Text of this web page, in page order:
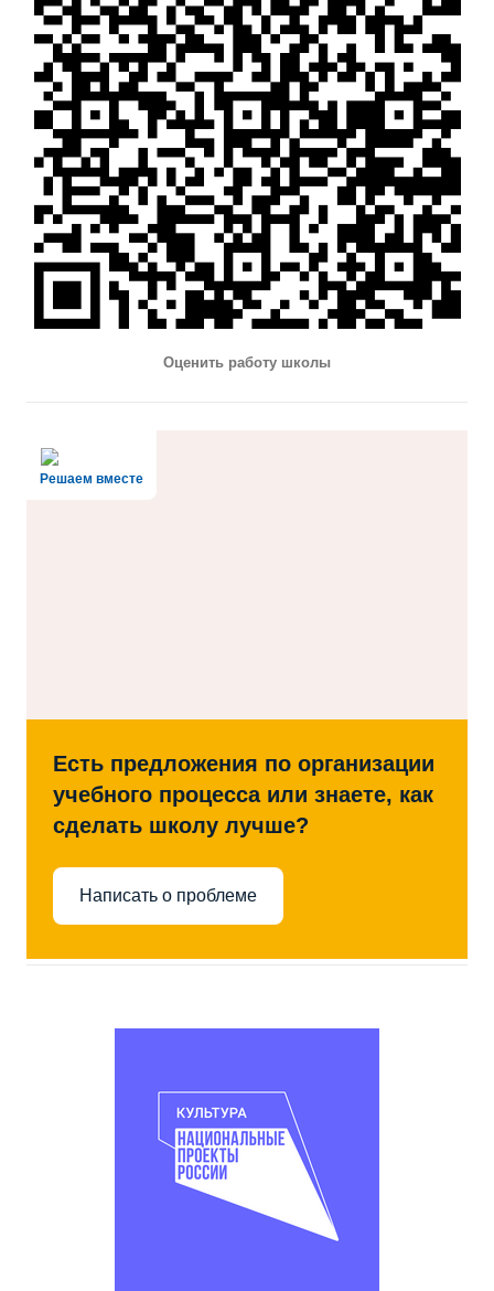
Оценить работу школы
Решаем вместе
Есть предложения по организации
учебного процесса или знаете, как
сделать школу лучше?
Написать о проблеме